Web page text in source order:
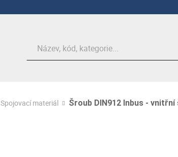
Spojovací materiál Šroub DIN912 Inbus -